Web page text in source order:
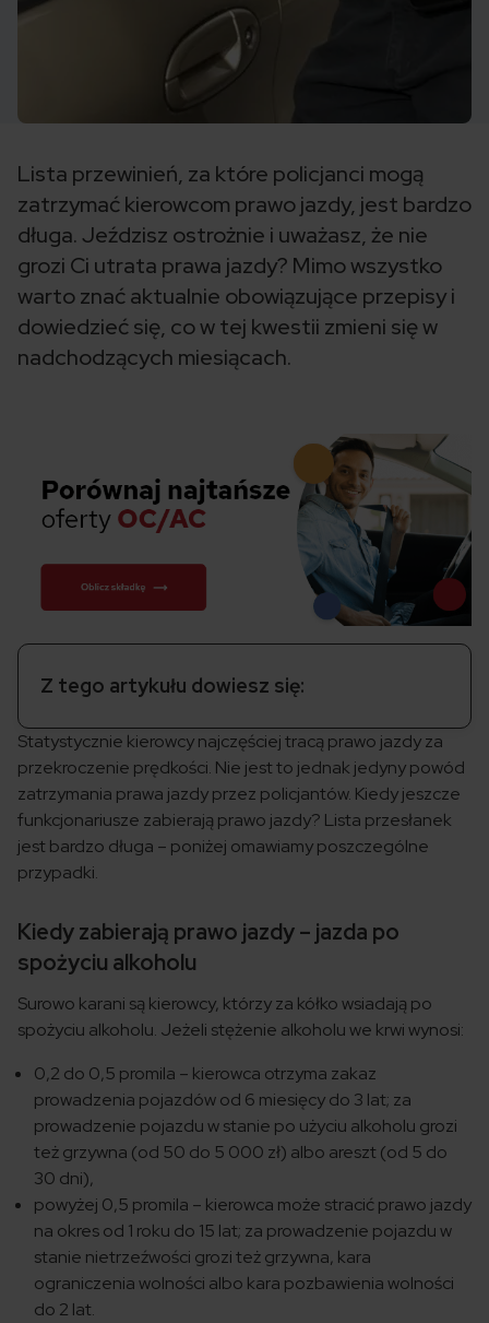
Lista przewinień, za które policjanci mogą
zatrzymać kierowcom prawo jazdy, jest bardzo
długa. Jeździsz ostrożnie i uważasz, że nie
grozi Ci utrata prawa jazdy? Mimo wszystko
warto znać aktualnie obowiązujące przepisy i
dowiedzieć się, co w tej kwestii zmieni się w
nadchodzących miesiącach.
Z tego artykułu dowiesz się:
Statystycznie kierowcy najczęściej tracą prawo jazdy za
przekroczenie prędkości. Nie jest to jednak jedyny powód
zatrzymania prawa jazdy przez policjantów. Kiedy jeszcze
funkcjonariusze zabierają prawo jazdy? Lista przesłanek
jest bardzo długa – poniżej omawiamy poszczególne
przypadki.
Kiedy zabierają prawo jazdy – jazda po
spożyciu alkoholu
Surowo karani są kierowcy, którzy za kółko wsiadają po
spożyciu alkoholu. Jeżeli stężenie alkoholu we krwi wynosi:
0,2 do 0,5 promila – kierowca otrzyma zakaz
prowadzenia pojazdów od 6 miesięcy do 3 lat; za
prowadzenie pojazdu w stanie po użyciu alkoholu grozi
też grzywna (od 50 do 5 000 zł) albo areszt (od 5 do
30 dni),
powyżej 0,5 promila – kierowca może stracić prawo jazdy
na okres od 1 roku do 15 lat; za prowadzenie pojazdu w
stanie nietrzeźwości grozi też grzywna, kara
ograniczenia wolności albo kara pozbawienia wolności
do 2 lat.